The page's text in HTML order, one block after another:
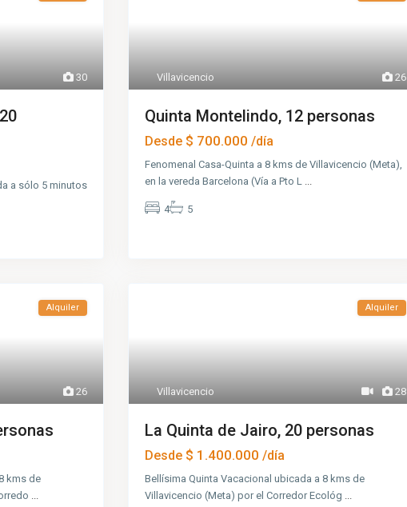
30
a sólo 5 minutos
26
Villavicencio
Quinta Montelindo, 12 personas
Desde $ 700.000 /día
Fenomenal Casa-Quinta a 8 kms de Villavicencio (Meta),
en la vereda Barcelona (Vía a Pto L ...
4 5
26
Alquiler
kms de
...
28
Villavicencio
Alquiler
La Quinta de Jairo, 20 personas
Desde $ 1.400.000 /día
Bellísima Quinta Vacacional ubicada a 8 kms de
Villavicencio (Meta) por el Corredor Ecológ ...